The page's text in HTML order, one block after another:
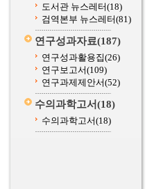
도서관 뉴스레터(18)
검역본부 뉴스레터(81)
연구성과자료(187)
연구성과활용집(26)
연구보고서(109)
연구과제제안서(52)
수의과학고서(18)
수의과학고서(18)